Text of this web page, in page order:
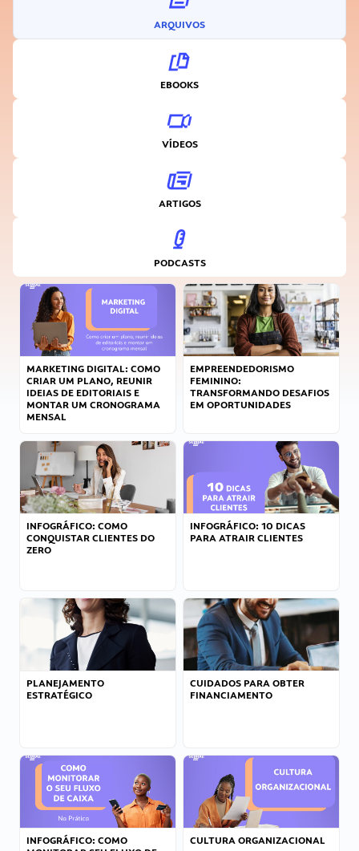
ARQUIVOS
EBOOKS
VÍDEOS
ARTIGOS
PODCASTS
MARKETING DIGITAL: COMO
CRIAR UM PLANO, REUNIR
IDEIAS DE EDITORIAIS E
MONTAR UM CRONOGRAMA
MENSAL
EMPREENDEDORISMO
FEMININO:
TRANSFORMANDO DESAFIOS
EM OPORTUNIDADES
INFOGRÁFICO: COMO
CONQUISTAR CLIENTES DO
ZERO
INFOGRÁFICO: 10 DICAS
PARA ATRAIR CLIENTES
PLANEJAMENTO
ESTRATÉGICO
CUIDADOS PARA OBTER
FINANCIAMENTO
INFOGRÁFICO: COMO
CULTURA ORGANIZACIONAL